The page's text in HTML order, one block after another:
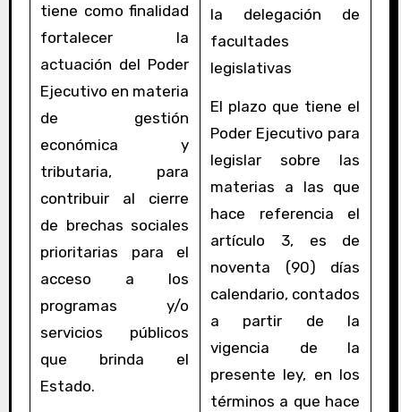
la delegación de
facultades
legislativas
El plazo que tiene el
Poder Ejecutivo para
legislar sobre las
materias a las que
hace referencia el
artículo 3, es de
noventa (90) días
calendario, contados
a partir de la
vigencia de la
presente ley, en los
términos a que hace
tiene como finalidad
fortalecer la
actuación del Poder
Ejecutivo en materia
de gestión
económica y
tributaria, para
contribuir al cierre
de brechas sociales
prioritarias para el
acceso a los
programas y/o
servicios públicos
que brinda el
Estado.